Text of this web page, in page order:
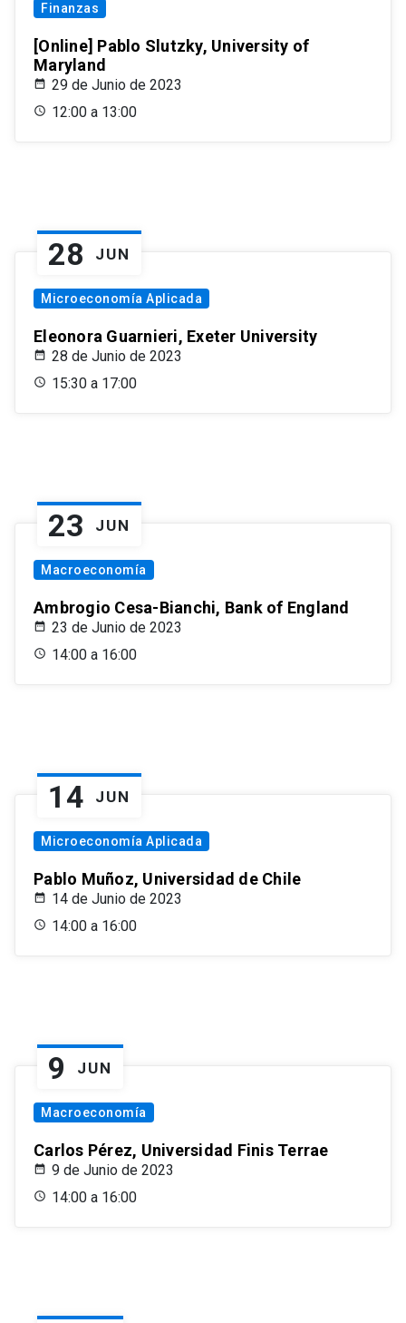
Finanzas
[Online] Pablo Slutzky, University of
Maryland
29 de Junio de 2023
12:00 a 13:00
28 JUN
Microeconomía Aplicada
Eleonora Guarnieri, Exeter University
28 de Junio de 2023
15:30 a 17:00
23 JUN
Macroeconomía
Ambrogio Cesa-Bianchi, Bank of England
23 de Junio de 2023
14:00 a 16:00
14 JUN
Microeconomía Aplicada
Pablo Muñoz, Universidad de Chile
14 de Junio de 2023
14:00 a 16:00
9 JUN
Macroeconomía
Carlos Pérez, Universidad Finis Terrae
9 de Junio de 2023
14:00 a 16:00